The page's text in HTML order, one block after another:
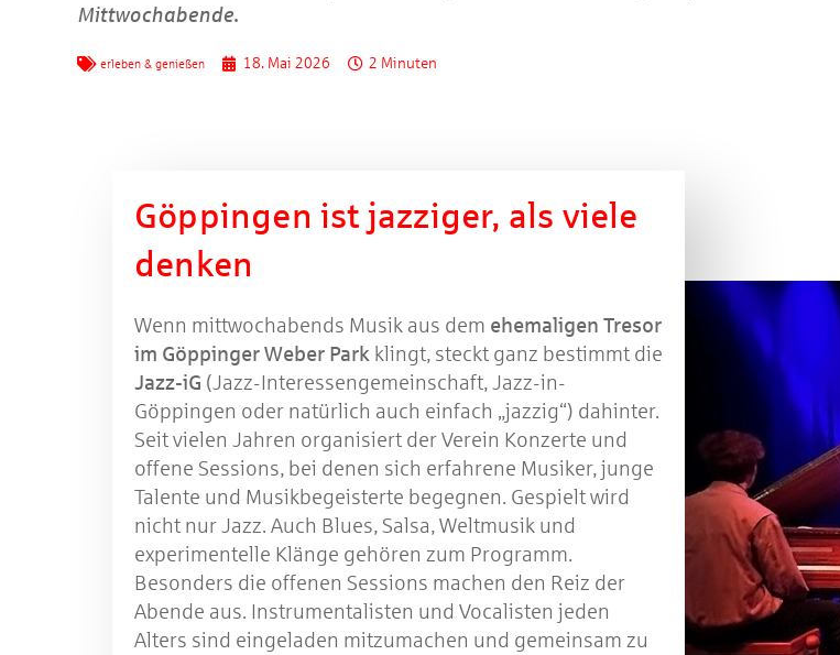
Mittwochabende.
erleben & genießen 18. Mai 2026 2 Minuten
Göppingen ist jazziger, als viele
denken
Wenn mittwochabends Musik aus dem ehemaligen Tresor
im Göppinger Weber Park klingt, steckt ganz bestimmt die
Jazz-iG (Jazz-Interessengemeinschaft, Jazz-in-
Göppingen oder natürlich auch einfach „jazzig“) dahinter.
Seit vielen Jahren organisiert der Verein Konzerte und
offene Sessions, bei denen sich erfahrene Musiker, junge
Talente und Musikbegeisterte begegnen. Gespielt wird
nicht nur Jazz. Auch Blues, Salsa, Weltmusik und
experimentelle Klänge gehören zum Programm.
Besonders die offenen Sessions machen den Reiz der
Abende aus. Instrumentalisten und Vocalisten jeden
Alters sind eingeladen mitzumachen und gemeinsam zu